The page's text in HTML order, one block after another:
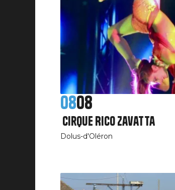
0808
Cirque Rico Zavatta
Dolus-d'Oléron